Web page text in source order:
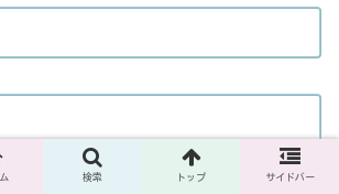
トで使用するためブラウザーに自
検索 トップ サイドバー